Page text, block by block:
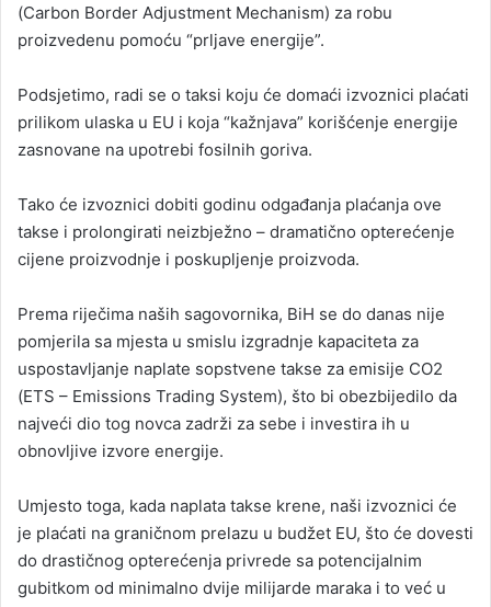
(Carbon Border Adjustment Mechanism) za robu
proizvedenu pomoću “prljave energije”.
Podsjetimo, radi se o taksi koju će domaći izvoznici plaćati
prilikom ulaska u EU i koja “kažnjava” korišćenje energije
zasnovane na upotrebi fosilnih goriva.
Tako će izvoznici dobiti godinu odgađanja plaćanja ove
takse i prolongirati neizbježno – dramatično opterećenje
cijene proizvodnje i poskupljenje proizvoda.
Prema riječima naših sagovornika, BiH se do danas nije
pomjerila sa mjesta u smislu izgradnje kapaciteta za
uspostavljanje naplate sopstvene takse za emisije CO2
(ETS – Emissions Trading System), što bi obezbijedilo da
najveći dio tog novca zadrži za sebe i investira ih u
obnovljive izvore energije.
Umjesto toga, kada naplata takse krene, naši izvoznici će
je plaćati na graničnom prelazu u budžet EU, što će dovesti
do drastičnog opterećenja privrede sa potencijalnim
gubitkom od minimalno dvije milijarde maraka i to već u